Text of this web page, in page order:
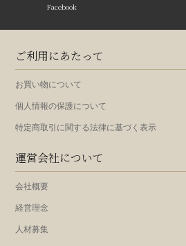
Facebook
ご利用にあたって
お買い物について
個人情報の保護について
特定商取引に関する法律に基づく表示
運営会社について
会社概要
経営理念
人材募集